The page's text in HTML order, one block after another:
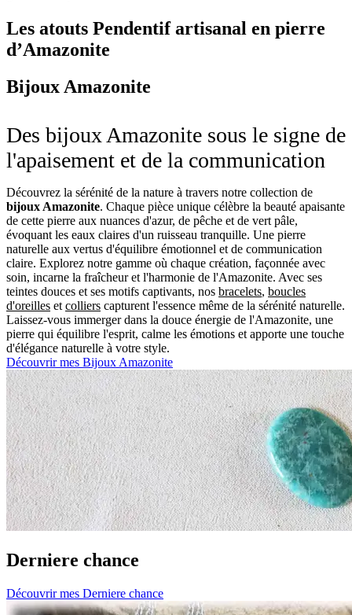
Les atouts Pendentif artisanal en pierre
d’Amazonite
Bijoux Amazonite
Des bijoux Amazonite sous le signe de
l'apaisement et de la communication
Découvrez la sérénité de la nature à travers notre collection de
bijoux Amazonite. Chaque pièce unique célèbre la beauté apaisante
de cette pierre aux nuances d'azur, de pêche et de vert pâle,
évoquant les eaux claires d'un ruisseau tranquille. Une pierre
naturelle aux vertus d'équilibre émotionnel et de communication
claire. Explorez notre gamme où chaque création, façonnée avec
soin, incarne la fraîcheur et l'harmonie de l'Amazonite. Avec ses
teintes douces et ses motifs captivants, nos bracelets, boucles
d'oreilles et colliers capturent l'essence même de la sérénité naturelle.
Laissez-vous immerger dans la douce énergie de l'Amazonite, une
pierre qui équilibre l'esprit, calme les émotions et apporte une touche
d'élégance naturelle à votre style.
Découvrir mes Bijoux Amazonite
Derniere chance
Découvrir mes Derniere chance